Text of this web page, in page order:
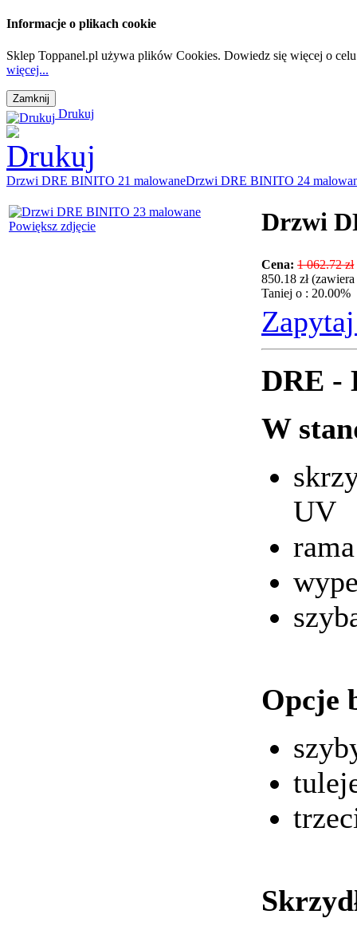
Informacje o plikach cookie
Sklep Toppanel.pl używa plików Cookies. Dowiedz się więcej o
więcej...
Drukuj
Drzwi DRE BINITO 21 malowaneDrzwi DRE BINITO 24
Powiększ zdjęcie Drzwi
Cena: 1 062.72 zł
850.18 zł
Taniej o : 20.00%
DRE -
W
UV
Opcje